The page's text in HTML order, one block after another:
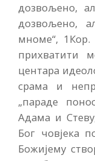
дозвољено,
дозвољено,
мноме“,
прихватити
центара
срама и
„параде
Адама и
Бог човјека
Божијему